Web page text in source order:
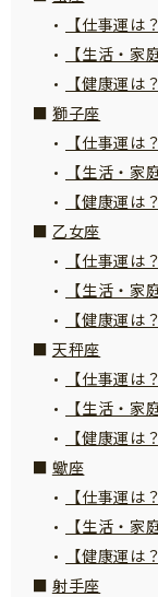
【仕事運は
【生活・家
【健康運は
獅子座
【仕事運は
【生活・家
【健康運は
乙女座
【仕事運は
【生活・家
【健康運は
天秤座
【仕事運は
【生活・家
【健康運は
蠍座
【仕事運は
【生活・家
【健康運は
射手座